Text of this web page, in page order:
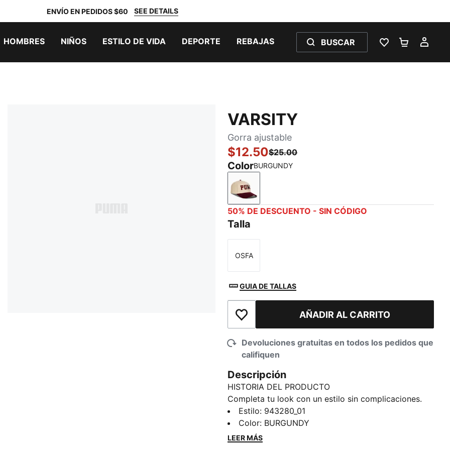
ENVÍO EN PEDIDOS $60 SEE DETAILS
HOMBRES NIÑOS ESTILO DE VIDA DEPORTE REBAJAS BUSCAR
LISTA DE
VARSITY
Gorra ajustable
$12.50$25.00
ColorBURGUNDY
BURGUNDY
50% DE DESCUENTO - SIN CÓDIGO
Talla
Talla
OSFA
GUIA DE TALLAS
Añadir a la lista de deseosAÑADIR AL CARRITO
Devoluciones gratuitas en todos los pedidos que
califiquen
Descripción
HISTORIA DEL PRODUCTO
Completa tu look con un estilo sin complicaciones.
Confeccionada en algodón suave, esta gorra incluye
una correa ajustable para un calce personalizado y
detalles clásicos en la visera curva. Perfecta para
Estilo: 943280_01
Color: BURGUNDY
LEER MÁS